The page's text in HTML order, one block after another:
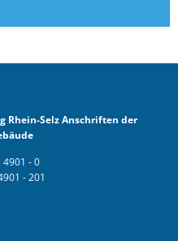
Rhein-Selz Anschriften der
4901 - 0
- 201